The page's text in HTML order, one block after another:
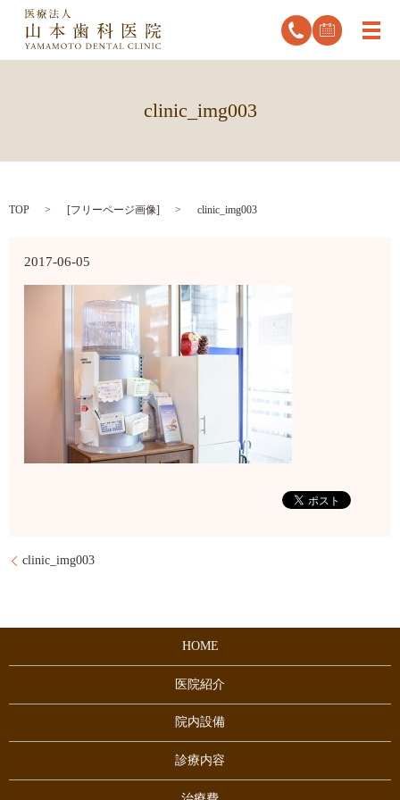
メ
clinic_img003
TOP [フリーページ画像] clinic_img003
2017-06-05
clinic_img003
HOME
医院紹介
院内設備
診療内容